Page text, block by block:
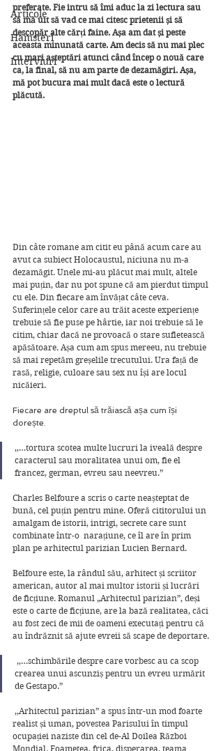
Articole
Hamsteri
Interviuri
preferate. Fie intru să îmi aduc la zi lectura sau
să mă uit să vad ce mai citesc prietenii și să
descopăr alte cărți faine. Așa am dat și peste
aceasta minunată carte. Am decis să nu mai plec
cu mari așteptări atunci când încep o nouă care
ca, la final, să nu am parte de dezamăgiri. Așa,
mă pot bucura mai mult dacă este o lectură
plăcută.
Din câte romane am citit eu până acum care au
avut ca subiect Holocaustul, niciuna nu m-a
dezamăgit. Unele mi-au plăcut mai mult, altele
mai puțin, dar nu pot spune că am pierdut timpul
cu ele. Din fiecare am învățat câte ceva.
Suferințele celor care au trăit aceste experiențe
trebuie să fie puse pe hârtie, iar noi trebuie să le
citim, chiar dacă ne provoacă o stare sufletească
apăsătoare. Așa cum am spus mereeu, nu trebuie
să mai repetăm greșelile trecutului. Ura față de
rasă, religie, culoare sau sex nu își are locul
nicăieri.
Fiecare are dreptul să trăiască așa cum își
dorește.
,,…tortura scotea multe lucruri la iveală despre
caracterul sau moralitatea unui om, fie el
francez, german, evreu sau neevreu.”
Charles Belfoure a scris o carte neașteptat de
bună, cel puțin pentru mine. Oferă cititorului un
amalgam de istorii, intrigi, secrete care sunt
combinate într-o  narațiune, ce îl are în prim
plan pe arhitectul parizian Lucien Bernard.
Belfoure este, la rândul său, arhitect și scriitor
american, autor al mai multor istorii și lucrări
de ficțiune. Romanul „Arhitectul parizian”, deși
este o carte de ficțiune, are la bază realitatea, căci
au fost zeci de mii de oameni executați pentru că
au îndrăznit să ajute evreii să scape de deportare.
crearea unui ascunziș pentru un evreu urmărit
de Gestapo.”
realist și uman, povestea Parisului în timpul
ocupației naziste din cel de-Al Doilea Război
Mondial. Foametea, frica, disperarea, teama